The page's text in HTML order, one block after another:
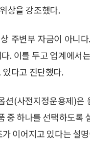
상을 강조했다.
주변부 자금이 아니
. 이를 두고 업계에서
다고 진단했다.
션(사전지정운용제)은
중 하나를 선택하도록
이어지고 있다는 설